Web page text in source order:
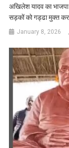
अखिलेश यादव का भाजपा
सड़कों को गड्ढा मुक्त कर
January 8, 2026